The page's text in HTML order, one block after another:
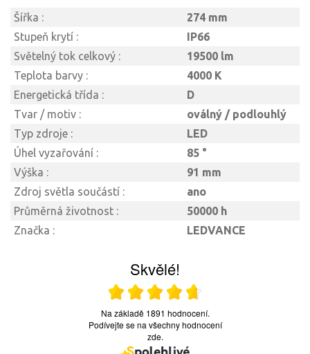
Šířka :
274 mm
Stupeň krytí :
IP66
Světelný tok celkový :
19500 lm
Teplota barvy :
4000 K
Energetická třída :
D
Tvar / motiv :
oválný / podlouhlý
Typ zdroje :
LED
Úhel vyzařování :
85 °
Výška :
91 mm
Zdroj světla součástí :
ano
Průměrná životnost :
50000 h
Značka :
LEDVANCE